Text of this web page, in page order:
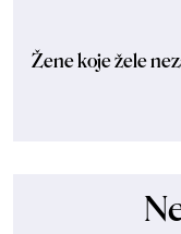
Žene koje žele